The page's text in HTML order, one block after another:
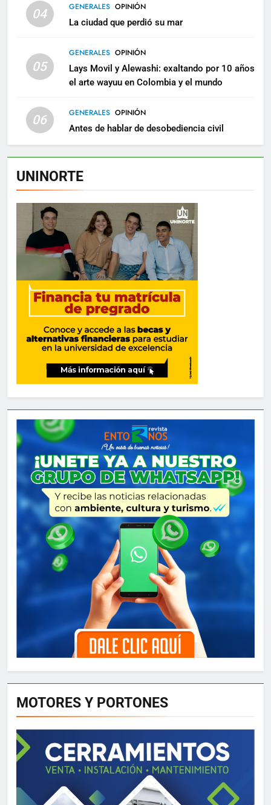
04 GENERALES OPINIÓN
La ciudad que perdió su mar
05
GENERALES OPINIÓN
Lays Movil y Alewashi: exaltando por 10 años
el arte wayuu en Colombia y el mundo
06 GENERALES OPINIÓN
Antes de hablar de desobediencia civil
UNINORTE
MOTORES Y PORTONES